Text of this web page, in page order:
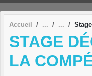
Accueil
STAGE
LA